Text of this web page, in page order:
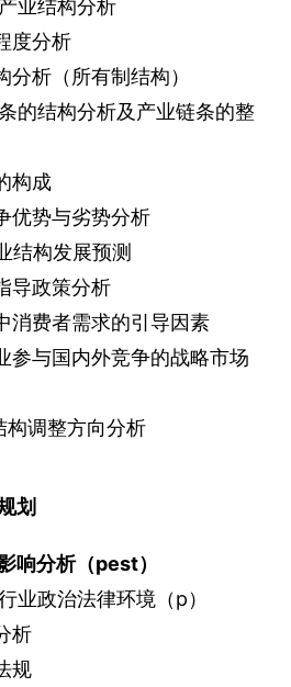
业结构分析
度分析
析（所有制结构）
的结构分析及产业链条的整
构成
优势与劣势分析
结构发展预测
导政策分析
消费者需求的引导因素
参与国内外竞争的战略市场
构调整方向分析
划
响分析（pest）
业政治法律环境（p）
析
规